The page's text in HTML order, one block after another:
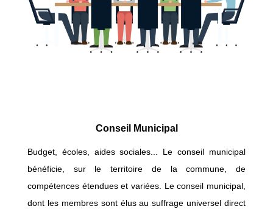
Conseil Municipal
Budget, écoles, aides sociales... Le conseil municipal
bénéficie, sur le territoire de la commune, de
compétences étendues et variées. Le conseil municipal,
dont les membres sont élus au suffrage universel direct